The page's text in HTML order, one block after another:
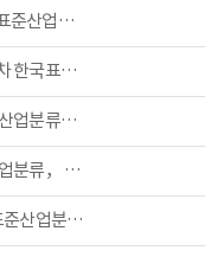
제조원가명세서(제11차 한국표준산업분류， 2009~)
이익잉여금 처분계산서(제11차 한국표준산업분류， 2009~)
성장성 지표(제11차 한국표준산업분류， 2009~)
손익 지표(제11차 한국표준산업분류， 2009~)
자산/자본 지표(제11차 한국표준산업분류， 2009~)